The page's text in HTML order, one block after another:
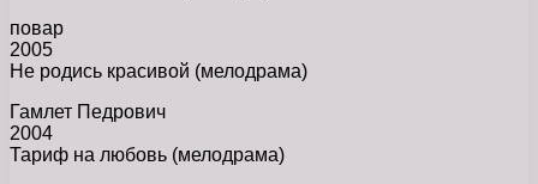
повар
2005
Не родись красивой (мелодрама)
Гамлет Педрович
2004
Тариф на любовь (мелодрама)